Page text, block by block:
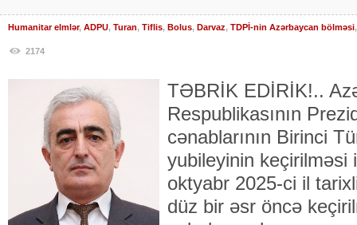
Humanitar elmlər, ADPU, Turan, Tiflis, Bolus, Darvaz, TDPİ-nin Azərbaycan bölməsi
2174
TƏBRİK EDİRİK!..
Respublikasının
cənablarının Birinci
yubileyinin keçirilməsi
oktyabr 2025-ci il
düz bir əsr öncə